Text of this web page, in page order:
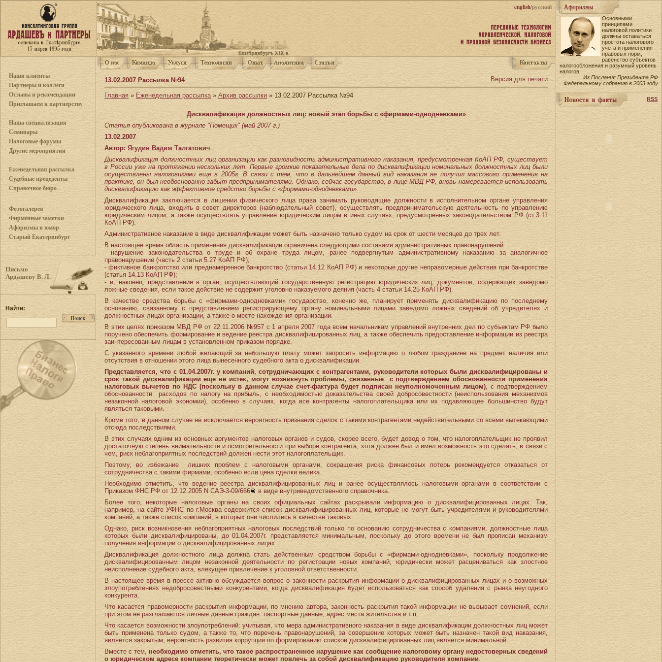
english/русский
Наши клиенты
Партнеры и коллеги
Отзывы и рекомендации
Приглашаем к партнерству
Наша специализация
Семинары
Налоговые форумы
Другие мероприятия
Еженедельная рассылка
Судебные прецеденты
Справочное бюро
Фотогалерея
Фирменные заметки
Афоризмы и юмор
Старый Екатеринбург
Письмо
Ардашеву В. Л.
Найти:
Версия для печати
13.02.2007 Рассылка №94
Главная » Еженедельная рассылка » Архив рассылки » 13.02.2007 Рассылка №94
Дисквалификация должностных лиц: новый этап борьбы с «фирмами-однодневками»
Статья опубликована в журнале "Помещик" (май 2007 г.)
13.02.2007
Автор: Ягудин Вадим Талгатович
Дисквалификация должностных лиц организации как разновидность административного наказания, предусмотренная КоАП РФ, существует
в России уже на протяжении нескольких лет. Первые громкие показательные дела по дисквалификации номинальных должностных лиц были
осуществлены налоговиками еще в 2005г. В связи с тем, что в дальнейшем данный вид наказания не получил массового применения на
практике, он был необоснованно забыт предпринимателями. Однако, сейчас государство, в лице МВД РФ, вновь намеревается использовать
дисквалификацию как эффективное средство борьбы с «фирмами-однодневками».
Дисквалификация заключается в лишении физического лица права занимать руководящие должности в исполнительном органе управления
юридического лица, входить в совет директоров (наблюдательный совет), осуществлять предпринимательскую деятельность по управлению
юридическим лицом, а также осуществлять управление юридическим лицом в иных случаях, предусмотренных законодательством РФ (ст.3.11
КоАП РФ).
Административное наказание в виде дисквалификации может быть назначено только судом на срок от шести месяцев до трех лет.
В настоящее время область применения дисквалификации ограничена следующими составами административных правонарушений:
- нарушение законодательства о труде и об охране труда лицом, ранее подвергнутым административному наказанию за аналогичное
правонарушение (часть 2 статьи 5.27 КоАП РФ);
- фиктивное банкротство или преднамеренное банкротство (статьи 14.12 КоАП РФ) и некоторые другие неправомерные действия при банкротстве
(статья 14.13 КоАП РФ);
- и, наконец, представление в орган, осуществляющий государственную регистрацию юридических лиц, документов, содержащих заведомо
ложные сведения, если такое действие не содержит уголовно наказуемого деяния (часть 4 статьи 14.25 КоАП РФ).
В качестве средства борьбы с «фирмами-однодневками» государство, конечно же, планирует применять дисквалификацию по последнему
основанию, связанному с представлением регистрирующему органу номинальными лицами заведомо ложных сведений об учредителях и
должностных лицах организации, а также о месте нахождения организации.
В этих целях приказом МВД РФ от 22.11.2006 №957 с 1 апреля 2007 года всем начальникам управлений внутренних дел по субъектам РФ было
поручено обеспечить формирование и ведение реестра дисквалифицированных лиц, а также обеспечить предоставление информации из реестра
заинтересованным лицам в установленном приказом порядке.
С указанного времени любой желающий за небольшую плату может запросить информацию о любом гражданине на предмет наличия или
отсутствия в отношении этого лица вынесенного судебного акта о дисквалификации.
Представляется, что с 01.04.2007г. у компаний, сотрудничающих с контрагентами, руководители которых были дисквалифицированы и
срок такой дисквалификации еще не истек, могут возникнуть проблемы, связанные с подтверждением обоснованности применения
налоговых вычетов по НДС (поскольку в данном случае счет-фактура будет подписан неуполномоченным лицом) , с подтверждением
обоснованности расходов по налогу на прибыль, с необходимостью доказательства своей добросовестности (неиспользования механизмов
незаконной налоговой экономии), особенно в случаях, когда все контрагенты налогоплательщика или их подавляющее большинство будут
являться таковыми.
Кроме того, в данном случае не исключается вероятность признания сделок с такими контрагентами недействительными со всеми вытекающими
отсюда последствиями.
В этих случаях одним из основных аргументов налоговых органов и судов, скорее всего, будет довод о том, что налогоплательщик не проявил
достаточную степень внимательности и осмотрительности при выборе контрагента, хотя должен был и имел возможность это сделать, в связи с
чем, риск неблагоприятных последствий должен нести этот налогоплательщик.
Поэтому, во избежание лишних проблем с налоговыми органами, сокращения риска финансовых потерь рекомендуется отказаться от
сотрудничества с такими фирмами, особенно если цена сделки велика.
Необходимо отметить, что ведение реестра дисквалифицированных лиц и ранее осуществлялось налоговыми органами в соответствии с
Приказом ФНС РФ от 12.12.2005 N САЭ-3-09/666
в виде внутриведомственного справочника.
Более того, некоторые налоговые органы на своих официальных сайтах раскрывали информацию о дисквалифицированных лицах. Так,
например, на сайте УФНС по г.Москва содержится список дисквалифицированных лиц, которые не могут быть учредителями и руководителями
компаний, а также список компаний, в которых они числились в качестве таковых.
Однако, риск возникновения неблагоприятных налоговых последствий только по основанию сотрудничества с компаниями, должностные лица
которых были дисквалифицированы, до 01.04.2007г. представляется минимальным, поскольку до этого времени не был прописан механизм
получения информации о дисквалифицированных лицах.
Дисквалификация должностного лица должна стать действенным средством борьбы с «фирмами-однодневками», поскольку продолжение
дисквалифицированным лицом незаконной деятельности по регистрации новых компаний, юридически может расцениваться как злостное
неисполнение судебного акта, влекущее привлечение к уголовной ответственности.
В настоящее время в прессе активно обсуждается вопрос о законности раскрытия информации о дисквалифицированных лицах и о возможных
злоупотреблениях недобросовестными конкурентами, когда дисквалификация будет использоваться как способ удаления с рынка неугодного
конкурента.
Что касается правомерности раскрытия информации, по мнению автора, законность раскрытия такой информации не вызывает сомнений, если
при этом не разглашаются личные данные граждан: паспортные данные, адрес места жительства и т.п.
Что касается возможности злоупотреблений: учитывая, что мера административного наказания в виде дисквалификации должностных лиц может
быть применена только судом, а также то, что перечень правонарушений, за совершение которых может быть назначен такой вид наказания,
является закрытым, вероятность развития коррупции по формированию списков дисквалифицированных лиц является минимальной.
Вместе с тем, необходимо отметить, что такое распространенное нарушение как сообщение налоговому органу недостоверных сведений
о юридическом адресе компании теоретически может повлечь за собой дисквалификацию руководителя компании
Основными
принципами
налоговой политики
должны оставаться
простота налогового
учета и применения
правовых норм,
равенство субъектов
налогообложения и разумный уровень
налогов.
Из Послания Президента РФ
Федеральному собранию в 2003 году
RSS